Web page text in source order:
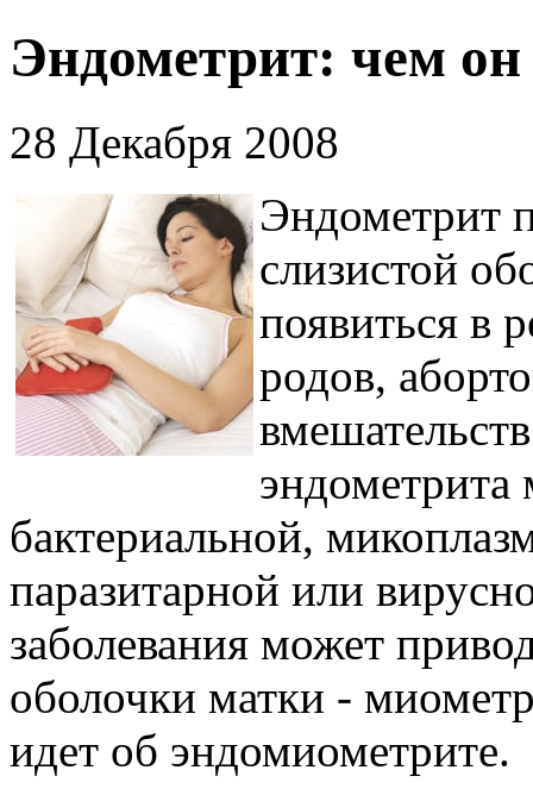
Эндометрит: чем он
28 Декабря 2008
Эндометрит
слизистой
появиться в
родов,
эндометрита
бактериальной,
паразитарной или
заболевания может
оболочки матки -
идет об эндомиометрите.